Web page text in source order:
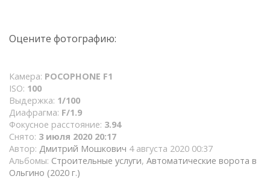
Оцените фотографию:
Камера: POCOPHONE F1
ISO: 100
Выдержка: 1/100
Диафрагма: F/1.9
Фокусное расстояние: 3.94
Снято: 3 июля 2020 20:17
Автор: Дмитрий Мошкович 4 августа 2020 00:37
Альбомы: Строительные услуги, Автоматические ворота в
Ольгино (2020 г.)